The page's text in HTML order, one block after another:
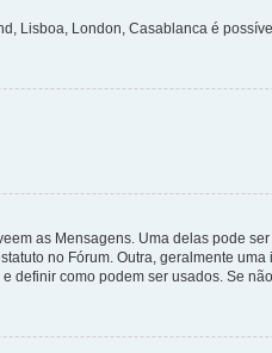
Lisboa, London, Casablanca é
as Mensagens. Uma delas pode
no Fórum. Outra, geralmente
como podem ser usados. Se